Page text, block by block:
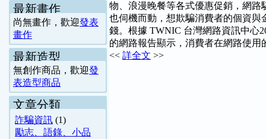
最新畫作
尚無畫作，歡迎發表
畫作
最新造型
無創作商品，歡迎發
表造型商品
文章分類
詐騙資訊 (1)
勵志、語錄、小品
物、浪漫晚餐等各式優惠促銷，網路
也伺機而動，想欺騙消費者的個資與
錢。根據 TWNIC 台灣網路資訊中心
的網路報告顯示，消費者在網路使用
<< 詳全文 >>